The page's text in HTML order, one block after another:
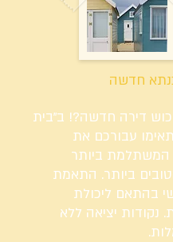
חדשה
דירה חדשה?! ב"בית
עבורכם את
ביותר
ביותר. התאמת
בהתאם ליכולת
נקודות יציאה ללא